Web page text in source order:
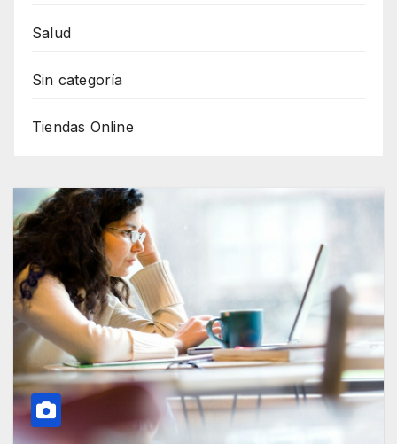
Salud
Sin categoría
Tiendas Online